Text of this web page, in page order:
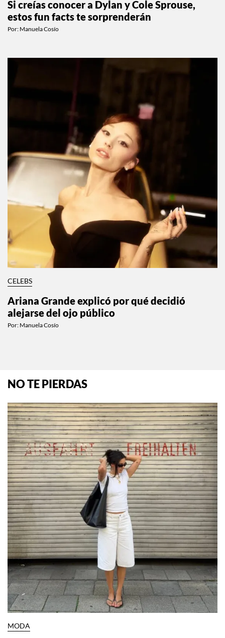
Si creías conocer a Dylan y Cole Sprouse,
estos fun facts te sorprenderán
Por: Manuela Cosío
CELEBS
Ariana Grande explicó por qué decidió
alejarse del ojo público
Por: Manuela Cosío
NO TE PIERDAS
MODA